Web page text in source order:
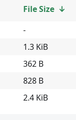
File Size ↓
-
1.3 KiB
362 B
828 B
2.4 KiB